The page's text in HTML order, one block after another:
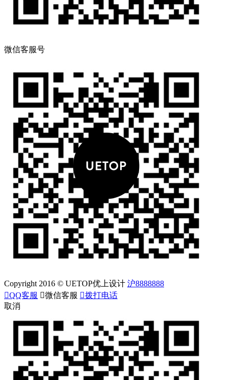
微信客服号
Copyright 2016 © UETOP优上设计 沪8888888
QQ客服 微信客服 拨打电话
取消